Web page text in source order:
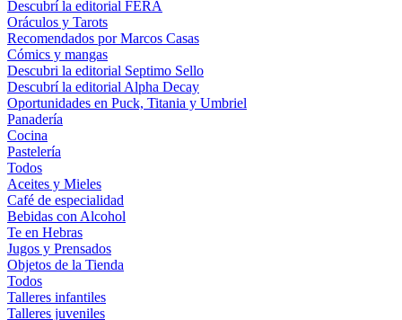
Descubrí la editorial FERA
Oráculos y Tarots
Recomendados por Marcos Casas
Cómics y mangas
Descubri la editorial Septimo Sello
Descubrí la editorial Alpha Decay
Oportunidades en Puck, Titania y Umbriel
Panadería
Cocina
Pastelería
Todos
Aceites y Mieles
Café de especialidad
Bebidas con Alcohol
Te en Hebras
Jugos y Prensados
Objetos de la Tienda
Todos
Talleres infantiles
Talleres juveniles